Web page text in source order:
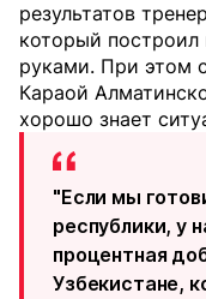
результатов
который
руками. При этом
Караой
хорошо знает
"Если мы
республики, у
процентная
Узбекистане,